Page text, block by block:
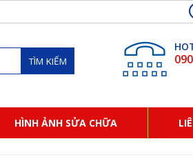
TÌM KIẾM
HÌNH ẢNH SỬA CHỮA